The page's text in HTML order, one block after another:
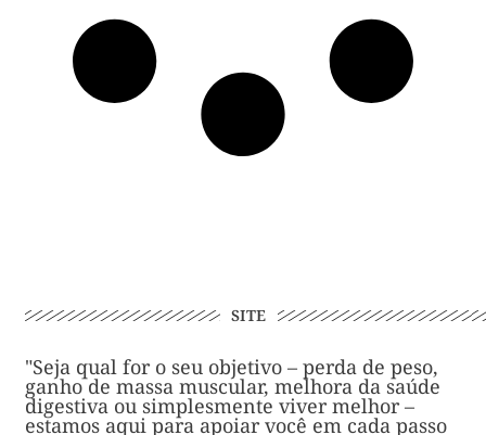
SITE
"Seja qual for o seu objetivo – perda de peso,
ganho de massa muscular, melhora da saúde
digestiva ou simplesmente viver melhor –
estamos aqui para apoiar você em cada passo